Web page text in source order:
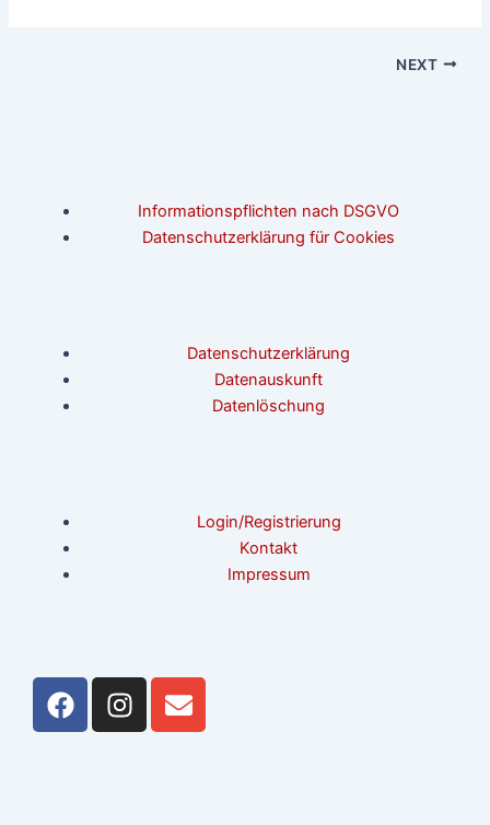
NEXT
Informationspflichten nach DSGVO
Datenschutzerklärung für Cookies
Datenschutzerklärung
Datenauskunft
Datenlöschung
Login/Registrierung
Kontakt
Impressum
F
a
I
n
E
n